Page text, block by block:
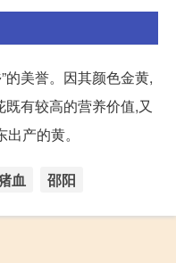
的美誉。因其颜色金黄,
既有较高的营养价值,又
产的黄。
血 邵阳